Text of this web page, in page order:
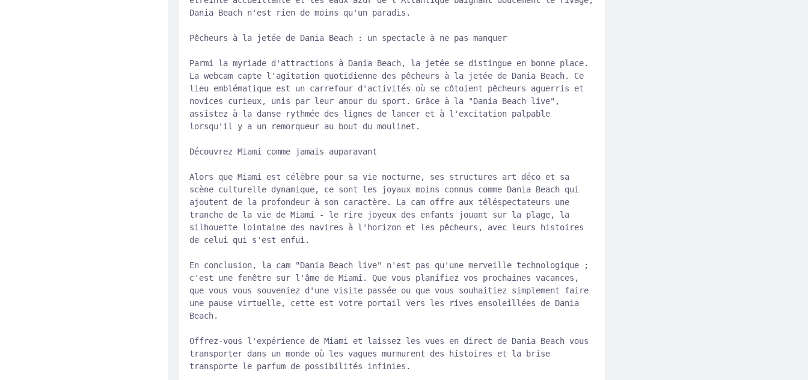
Dania Beach n'est rien de moins qu'un paradis.
Pêcheurs à la jetée de Dania Beach : un spectacle à ne pas manquer
Parmi la myriade d'attractions à Dania Beach, la jetée se distingue en bonne place.
La webcam capte l'agitation quotidienne des pêcheurs à la jetée de Dania Beach. Ce
lieu emblématique est un carrefour d'activités où se côtoient pêcheurs aguerris et
novices curieux, unis par leur amour du sport. Grâce à la "Dania Beach live",
assistez à la danse rythmée des lignes de lancer et à l'excitation palpable
lorsqu'il y a un remorqueur au bout du moulinet.
Découvrez Miami comme jamais auparavant
Alors que Miami est célèbre pour sa vie nocturne, ses structures art déco et sa
scène culturelle dynamique, ce sont les joyaux moins connus comme Dania Beach qui
ajoutent de la profondeur à son caractère. La cam offre aux téléspectateurs une
tranche de la vie de Miami - le rire joyeux des enfants jouant sur la plage, la
silhouette lointaine des navires à l'horizon et les pêcheurs, avec leurs histoires
de celui qui s'est enfui.
En conclusion, la cam "Dania Beach live" n'est pas qu'une merveille technologique ;
c'est une fenêtre sur l'âme de Miami. Que vous planifiez vos prochaines vacances,
que vous vous souveniez d'une visite passée ou que vous souhaitiez simplement faire
une pause virtuelle, cette est votre portail vers les rives ensoleillées de Dania
Beach.
Offrez-vous l'expérience de Miami et laissez les vues en direct de Dania Beach vous
transporter dans un monde où les vagues murmurent des histoires et la brise
transporte le parfum de possibilités infinies.